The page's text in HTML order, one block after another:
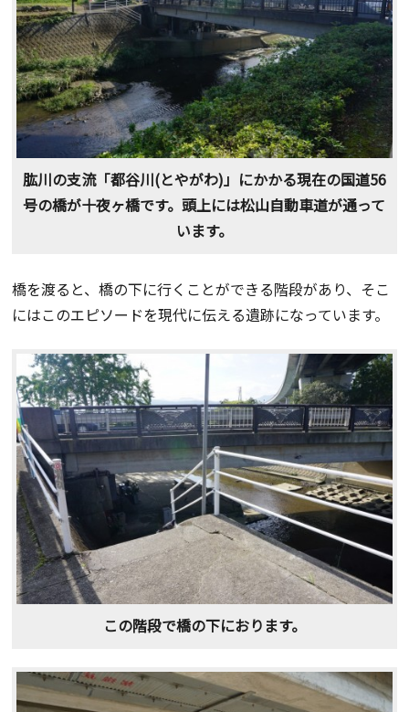
肱川の支流「都谷川(とやがわ)」にかかる現在の国道56
号の橋が十夜ヶ橋です。頭上には松山自動車道が通って
います。
橋を渡ると、橋の下に行くことができる階段があり、そこ
にはこのエピソードを現代に伝える遺跡になっています。
この階段で橋の下におります。